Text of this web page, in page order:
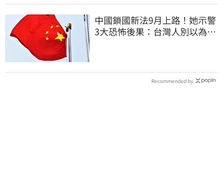
中國鎖國新法9月上路！她示警
3大恐怖後果：台灣人別以為是
Recommended by